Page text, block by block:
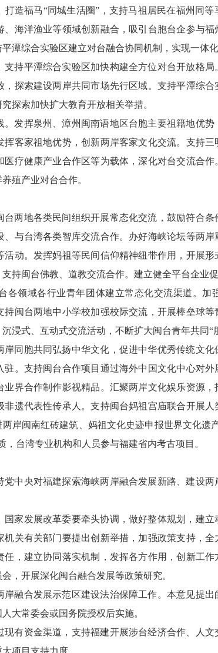
打造福马“同城生活圈”，支持马祖居民在福州同
海洋渔业等领域创新融合，吸引台胞台企参与
潭综合实验区建立对台融合协同机制，实现一体化
支持平潭综合实验区加快构建全方位对台开放格
探索建设两岸共同市场先行区域。支持平潭综
探索加快扩大教育开放相关举措。
。发挥泉州、漳州闽南语地区台胞主要祖籍地优势
客家祖地优势，创新两岸客家文化交流。支持
疗健康产业合作区等为载体，深化对台交流合
殖产业对台合作。
台两地各类民间组织开展常态化交流，鼓励符合
与台湾各类智库交流合作。办好海峡论坛等两
动。发挥妈祖等民间信仰精神纽带作用，开展
持闽台佛教、道教交流合作。建立健全平台企业
各领域各行业青年团体建立常态化交流渠道。加
闽台两地中小学校加强校际交流，开展棒垒球等
浸式、互动式交流活动，不断扩大闽台青年共同“
岸同胞共同弘扬中华文化，促进中华优秀传统文
。支持闽台合作项目通过海外中国文化中心对
界合作制作影视精品。汇聚两岸文化娱乐资源
遗代表性传承人。支持闽台妈祖宫庙联合开展
岸闽南红砖建筑、妈祖文化史迹申报世界文化遗
台湾专业机构和人员参与福建省内考古项目。
党中央对福建探索海峡两岸融合发展新路、建设
国家发展改革委要牵头协调，做好整体规划，建
关有关部门要提出创新举措，加强政策支持，
，建立协同落实机制，发挥各方作用，创新工作
，开展深化闽台融合发展等政策研究。
岸融合发展示范区建设法治保障工作。本意见提
大常委会或国务院授权后实施。
现有资金渠道，支持福建开展涉台经济合作、人
项目支持力度。